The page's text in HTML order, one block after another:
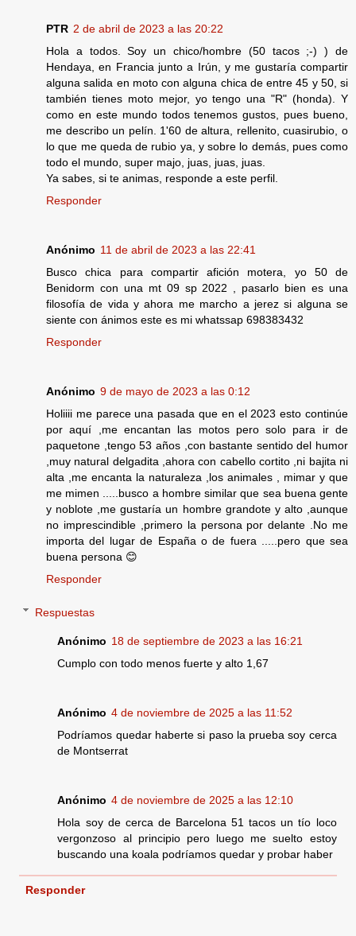
PTR 2 de abril de 2023 a las 20:22
Hola a todos. Soy un chico/hombre (50 tacos ;-) ) de
Hendaya, en Francia junto a Irún, y me gustaría compartir
alguna salida en moto con alguna chica de entre 45 y 50, si
también tienes moto mejor, yo tengo una "R" (honda). Y
como en este mundo todos tenemos gustos, pues bueno,
me describo un pelín. 1'60 de altura, rellenito, cuasirubio, o
lo que me queda de rubio ya, y sobre lo demás, pues como
todo el mundo, super majo, juas, juas, juas.
Ya sabes, si te animas, responde a este perfil.
Responder
Anónimo 11 de abril de 2023 a las 22:41
Busco chica para compartir afición motera, yo 50 de
Benidorm con una mt 09 sp 2022 , pasarlo bien es una
filosofía de vida y ahora me marcho a jerez si alguna se
siente con ánimos este es mi whatssap 698383432
Responder
Anónimo 9 de mayo de 2023 a las 0:12
Holiiii me parece una pasada que en el 2023 esto continúe
por aquí ,me encantan las motos pero solo para ir de
paquetone ,tengo 53 años ,con bastante sentido del humor
,muy natural delgadita ,ahora con cabello cortito ,ni bajita ni
alta ,me encanta la naturaleza ,los animales , mimar y que
me mimen .....busco a hombre similar que sea buena gente
y noblote ,me gustaría un hombre grandote y alto ,aunque
no imprescindible ,primero la persona por delante .No me
importa del lugar de España o de fuera .....pero que sea
buena persona 😊
Responder
Respuestas
Anónimo 18 de septiembre de 2023 a las 16:21
Cumplo con todo menos fuerte y alto 1,67
Anónimo 4 de noviembre de 2025 a las 11:52
Podríamos quedar haberte si paso la prueba soy cerca
de Montserrat
Anónimo 4 de noviembre de 2025 a las 12:10
Hola soy de cerca de Barcelona 51 tacos un tío loco
vergonzoso al principio pero luego me suelto estoy
buscando una koala podríamos quedar y probar haber
Responder